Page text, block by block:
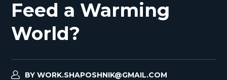
Feed a Warming
World?
BY WORK.SHAPOSHNIK@GMAIL.COM